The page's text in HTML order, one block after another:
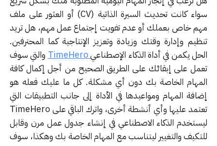
سواء كانت تحديث السيرة الذاتية (CV) أو العثور على ملف
خاص بعملك أو عدم تفويت إجتماع عمل مهم، هل تريد
وإدارة وقتك وزيادة وتعزيز الإنتاجية كما المحترفين.
يكمن في أداة الذكاء الإصطناعيTimeHeroوالتي سوف
على إبقائك على الطريق الصحيح من أجل إكمال كافة
الخاصة بك دون أي مشكلة. كل ما عليك فعله هو
المهام ومواعيدها في الأداة إلى جانب التطبيقات التي
تعتمد عليها وأي أنشطة أخرى، واترك الباقي على TimeHero
الذكاء الاصطناعي في إنشاء جدول عمل مرن وقابل
والتغيير ليتناسب مع المهام الخاصة بك وهكذا، سوف